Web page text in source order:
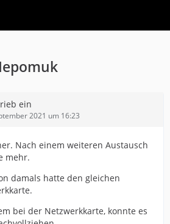
ein
2021 um 16:23
Nach einem weiteren Austausch
mehr.
damals hatte den gleichen
bei der Netzwerkkarte, konnte es